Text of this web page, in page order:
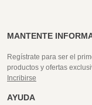
MANTENTE
Regístrate para ser el
productos y ofertas
Incribirse
AYUDA